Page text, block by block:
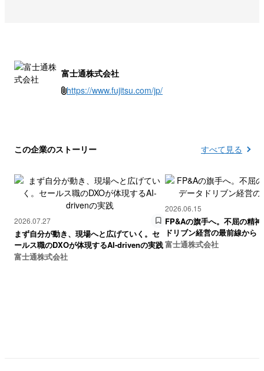
富士通株式会社
https://www.fujitsu.com/jp/
この企業のストーリー すべて見る
2026.07.27
まず自分が動き、現場へと広げていく。セ
ールス職のDXOが体現するAI-drivenの実践
富士通株式会社
2026.06.15
FP&Aの旗手へ。不屈の精
ドリブン経営の最前線から
富士通株式会社